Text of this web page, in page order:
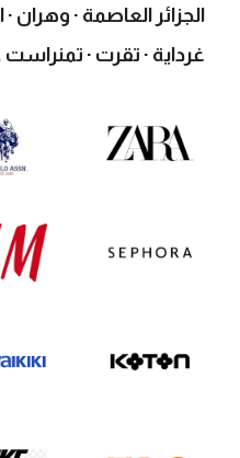
الجزائر العاصمة · وهران
غرداية · تقرت · تمنراست